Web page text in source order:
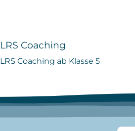
LRS Coaching
LRS Coaching ab Klasse 5